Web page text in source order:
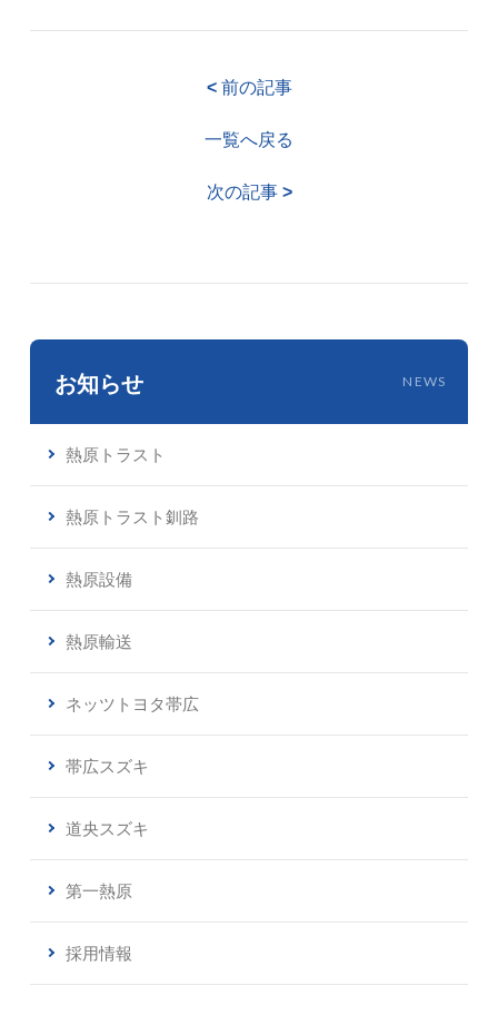
< 前の記事
一覧へ戻る
次の記事>
お知らせ NEWS
熱原トラスト
熱原トラスト釧路
熱原設備
熱原輸送
ネッツトヨタ帯広
帯広スズキ
道央スズキ
第一熱原
採用情報